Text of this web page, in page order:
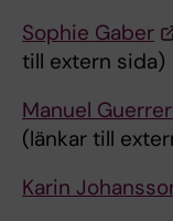
Sophie Gaber
till extern sida)
Manuel
(länkar till
Karin